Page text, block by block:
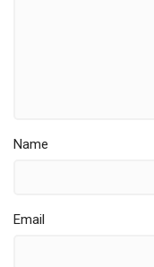
Name
Email